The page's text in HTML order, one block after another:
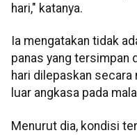
hari," katanya.
Ia mengatakan tidak
panas yang tersimpan
hari dilepaskan
luar angkasa pada
Menurut dia, kondisi